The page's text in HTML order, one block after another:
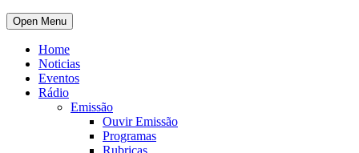
Open Menu
Home
Noticias
Eventos
Rádio
Emissão
Ouvir Emissão
Programas
Rubricas